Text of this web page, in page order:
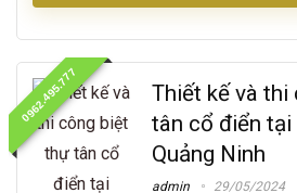
0962.495.777
Thiết kế và
tân cổ điển tại
Quảng Ninh
admin
29/05/2024